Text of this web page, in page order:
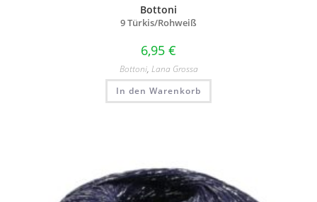
Bottoni
9 Türkis/Rohweiß
6,95 €
Bottoni, Lana Grossa
In den Warenkorb